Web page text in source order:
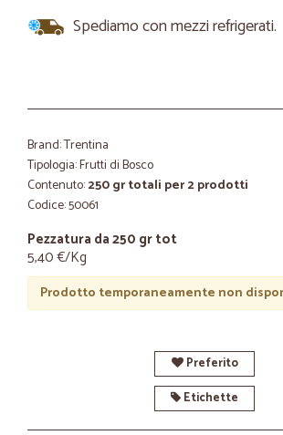
Spediamo con mezzi refrigerati.
Brand: Trentina
Tipologia: Frutti di Bosco
Contenuto:250 gr totali per 2 prodotti
Codice: 50061
Pezzatura da 250 gr tot
5,40 €/Kg
Prodotto temporaneamente non
Preferito
Etichette